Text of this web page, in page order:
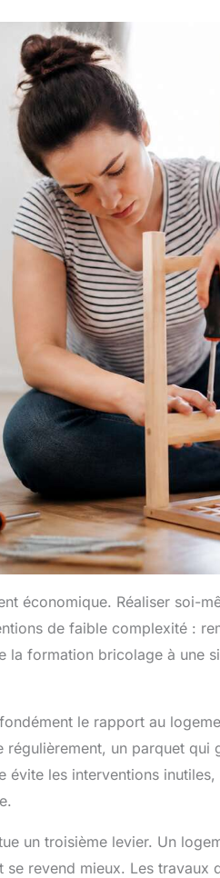
économique. Réaliser soi-
de faible complexité :
la formation bricolage à une
le rapport au
un parquet qui
évite les interventions
un troisième levier. Un
se revend mieux. Les